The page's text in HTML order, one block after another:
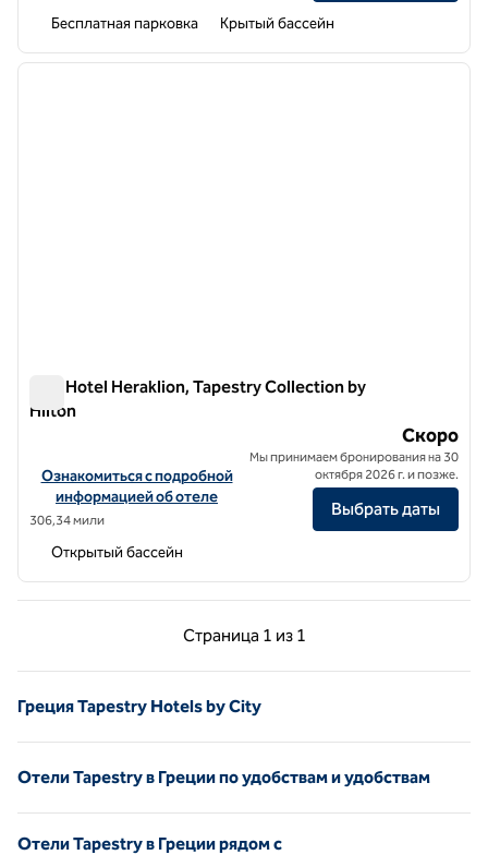
Бесплатная парковка Крытый бассейн
1 из 12
ÉRA Hotel Heraklion, Tapestry Collection by
Hilton
ÉRA Hotel Heraklion, Tapestry Collection by Hilton
Посмотреть информацию об отеле ÉRA Hotel Heraklion,
Ознакомиться с подробной
информацией об отеле
306,34 мили
Скоро
Мы принимаем бронирования на 30
октября 2026 г. и позже.
Выбрать даты
Открытый бассейн
Страница 1 из 1
Предыдущая страница, 1 из 1
Страница 1 из 1
Греция Tapestry Hotels by City
Отели Tapestry в Греции по удобствам и удобствам
Отели Tapestry в Греции рядом с